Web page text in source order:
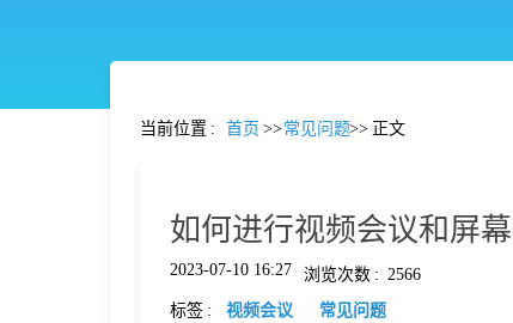
当前位置 : 首页 >>常见问题>> 正文
如何进行视频会议和屏幕
2023-07-10 16:27 浏览次数 : 2566
标签 : 视频会议 常见问题